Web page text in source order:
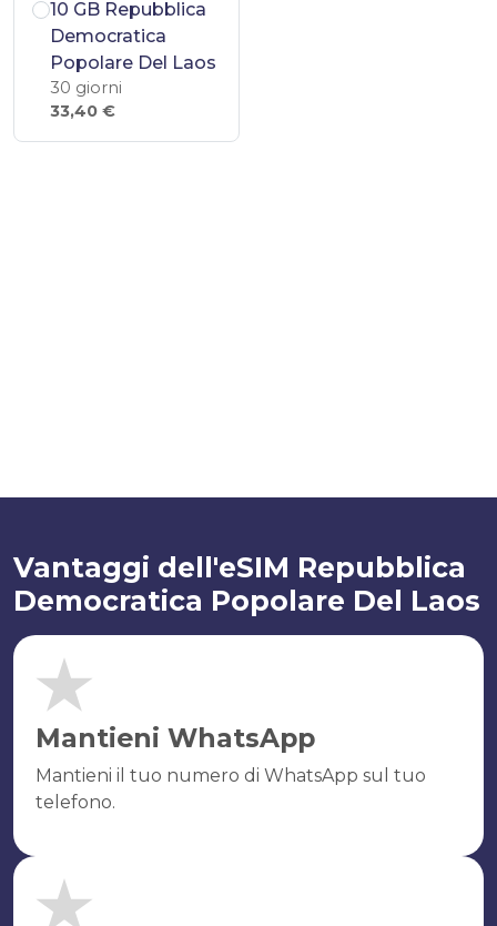
10 GB Repubblica
Democratica
Popolare Del Laos
30 giorni
33,40 €
Vantaggi dell'eSIM Repubblica
Democratica Popolare Del Laos
Mantieni WhatsApp
Mantieni il tuo numero di WhatsApp sul tuo
telefono.